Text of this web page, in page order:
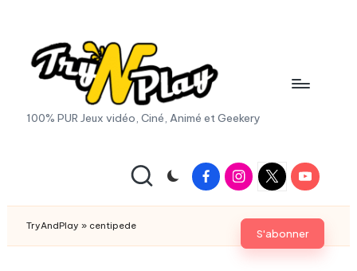
content
T
A
n
100% PUR Jeux vidéo, Ciné, Animé et Geekery
FacebookInstagram
X
|
Twitter
Youtube
S'abonner
TryAndPlay » centipede